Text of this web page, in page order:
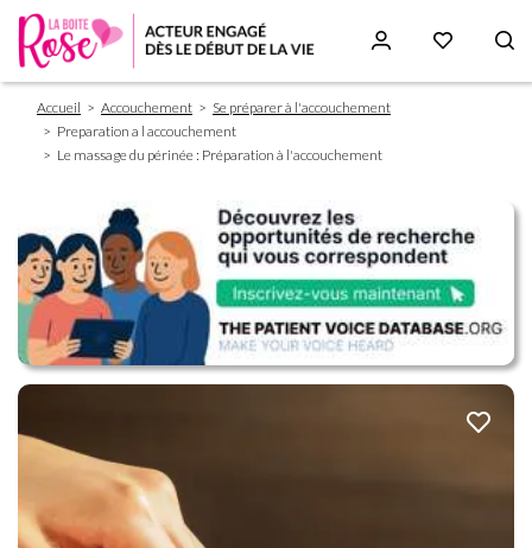
contenu
Fil
d'Ariane
Accueil Accouchement
Se préparer à l'accouchement
Preparation a l accouchement
Le massage du périnée : Préparation à l'accouchement